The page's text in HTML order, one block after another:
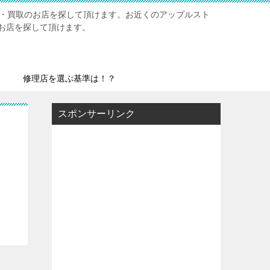
買取のお店を探して頂けます。お近くのアップルスト
を探して頂けます。
修理店を選ぶ基準は！？
スポンサーリンク